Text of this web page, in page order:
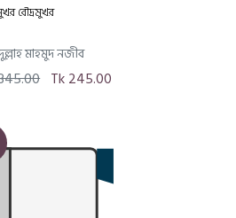
রৌদ্রমুখর
মাহমুদ নজীব
Tk 245.00